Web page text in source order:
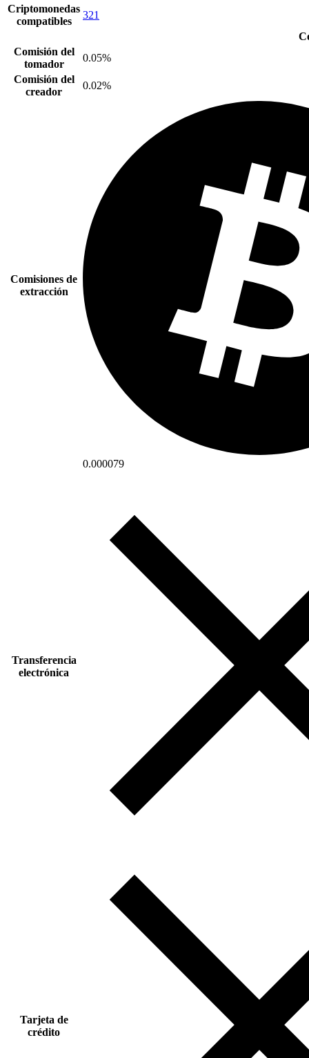
Criptomonedas
compatibles
321
Comisión del
tomador
0.05%
Comisión del
creador
0.02%
Comisiones de
extracción
0.000079
Transferencia
electrónica
Tarjeta de
crédito